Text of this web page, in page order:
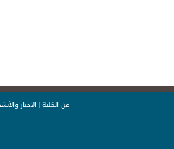
عن الكلية|الاخبار والأنشطة|